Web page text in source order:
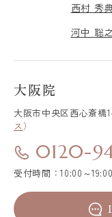
西村 秀
河中 聡
大阪院
大阪市中央区西心斎橋
ス ）
0120-
受付時間：10:00～